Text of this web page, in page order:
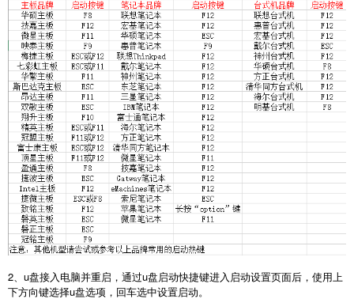
2、u盘接入电脑并重启，通过u盘启动快捷键进入启动设置页面后，使用上
下方向键选择u盘选项，回车选中设置启动。